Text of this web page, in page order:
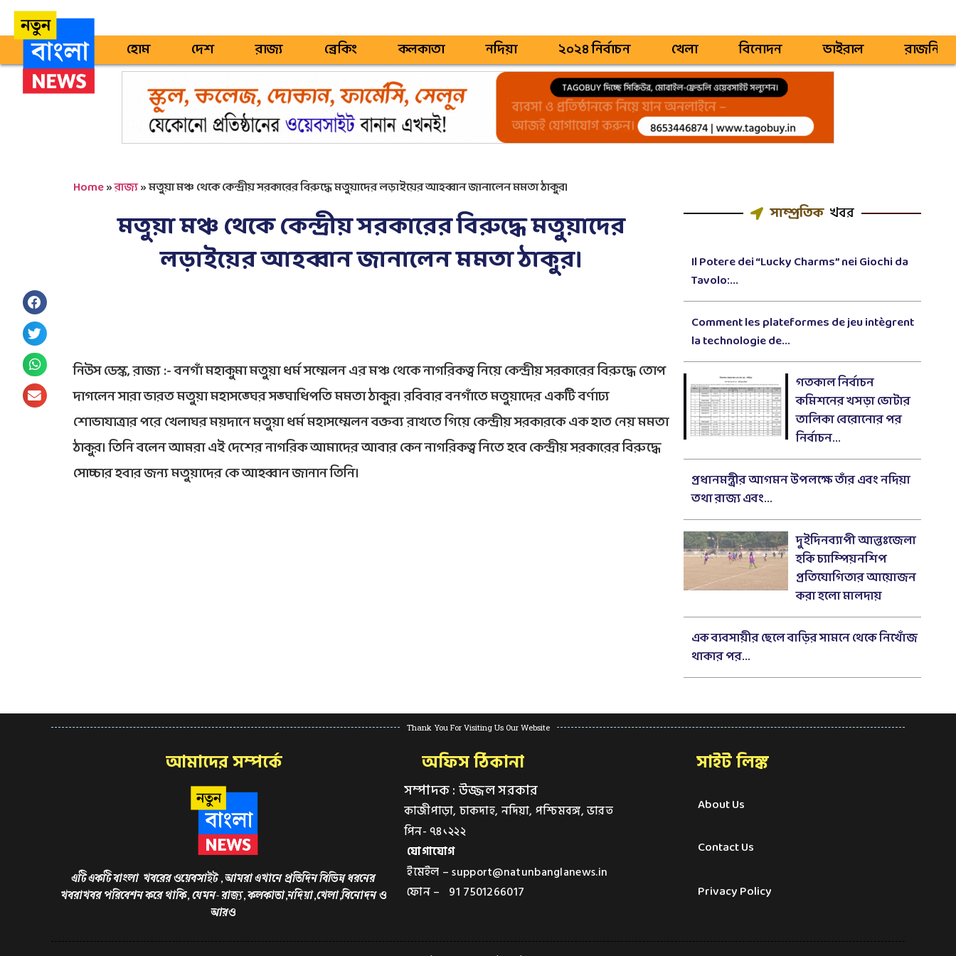
হোম দেশ রাজ্য ব্রেকিং কলকাতা নদিয়া ২০২৪ নির্বাচন খেলা বিনোদন ভাইরাল রাজনিতি
Home»রাজ্য»মতুয়া মঞ্চ থেকে কেন্দ্রীয় সরকারের বিরুদ্ধে মতুয়াদের লড়াইয়ের আহব্বান জানালেন মমতা ঠাকুর।
মতুয়া মঞ্চ থেকে কেন্দ্রীয় সরকারের বিরুদ্ধে মতুয়াদের
লড়াইয়ের আহব্বান জানালেন মমতা ঠাকুর।
নিউস ডেস্ক, রাজ্য :- বনগাঁ মহাকুমা মতুয়া ধর্ম সম্মেলন এর মঞ্চ থেকে নাগরিকত্ব নিয়ে কেন্দ্রীয় সরকারের বিরুদ্ধে তোপ
দাগলেন সারা ভারত মতুয়া মহাসঙ্ঘের সঙ্ঘাধিপতি মমতা ঠাকুর। রবিবার বনগাঁতে মতুয়াদের একটি বর্ণাঢ্য
শোভাযাত্রার পরে খেলাঘর ময়দানে মতুয়া ধর্ম মহাসম্মেলন বক্তব্য রাখতে গিয়ে কেন্দ্রীয় সরকারকে এক হাত নেয় মমতা
ঠাকুর। তিনি বলেন আমরা এই দেশের নাগরিক আমাদের আবার কেন নাগরিকত্ব নিতে হবে কেন্দ্রীয় সরকারের বিরুদ্ধে
সোচ্চার হবার জন্য মতুয়াদের কে আহব্বান জানান তিনি।
সাম্প্রতিক খবর
Il Potere dei “Lucky Charms” nei Giochi da
Tavolo:...
Comment les plateformes de jeu intègrent
la technologie de...
গতকাল নির্বাচন
কমিশনের খসড়া ভোটার
তালিকা বেরোনোর পর
নির্বাচন...
প্রধানমন্ত্রীর আগমন উপলক্ষে তাঁর এবং নদিয়া
তথা রাজ্য এবং...
দুইদিনব্যাপী আন্তঃজেলা
হকি চ্যাম্পিয়নশিপ
প্রতিযোগিতার আয়োজন
করা হলো মালদায়
এক ব্যবসায়ীর ছেলে বাড়ির সামনে থেকে নিখোঁজ
থাকার পর...
Thank You For Visiting Us Our Website
আমাদের সম্পর্কে
এটি একটি বাংলা খবরের ওয়েবসাইট , আমরা এখানে প্রতিদিন বিভিন্ন ধরনের
খবরাখবর পরিবেশন করে থাকি, যেমন- রাজ্য, কলকাতা,নদিয়া,খেলা,বিনোদন ও
আরও
অফিস ঠিকানা
সম্পাদক : উজ্জল সরকার
কাজীপাড়া, চাকদাহ, নদিয়া, পশ্চিমবঙ্গ, ভারত
পিন- ৭৪১২২২
যোগাযোগ
ইমেইল – support@natunbanglanews.in
ফোন – 91 7501266017
সাইট লিঙ্ক
About Us
Contact Us
Privacy Policy